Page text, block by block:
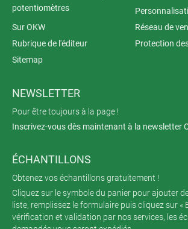
potentiomètres
Sur OKW
Réseau de
Rubrique de l'éditeur
Protection
Sitemap
NEWSLETTER
Pour être toujours à la page !
Inscrivez-vous dès maintenant à la newsletter
ÉCHANTILLONS
Obtenez vos échantillons gratuitement !
Cliquez sur le symbole du panier pour ajouter
liste, remplissez le formulaire puis cliquez sur «
vérification et validation par nos services, les